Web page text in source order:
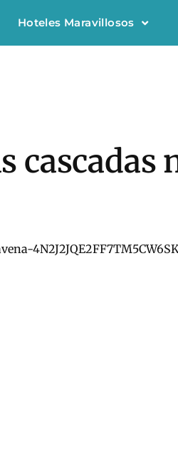
Hoteles Maravillosos
cascadas